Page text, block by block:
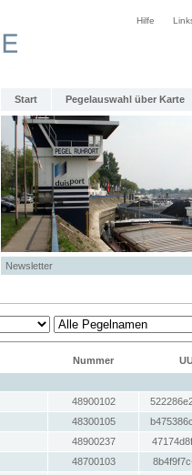
Hilfe
Start Pegelauswahl über Karte
Newsletter
Nummer
48900102
48300105
48900237
48700103